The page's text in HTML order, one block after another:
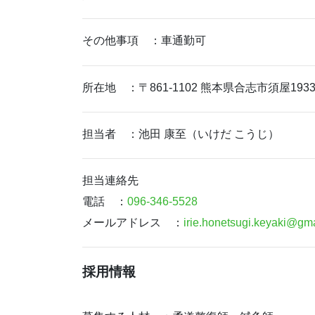
その他事項 ：車通勤可
所在地 ：〒861-1102 熊本県合志市須屋
担当者 ：池田 康至（いけだ こうじ）
担当連絡先
電話 ： 096-346-5528
メールアドレス ：
採用情報